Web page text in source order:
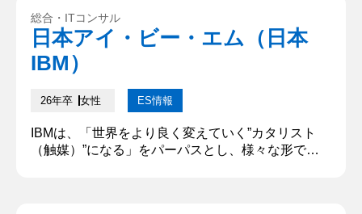
で自分が果たしたい役割やIBM での仕事を通じて成
し遂げたいことを教えてください。 私はテクノロジ
ーを活...
総合・ITコンサル
日本アイ・ビー・エム（日本
IBM）
26年卒 女性 ES情報
IBMは、「世界をより良く変えていく”カタリスト
（触媒）”になる」をパーパスとし、様々な形で社